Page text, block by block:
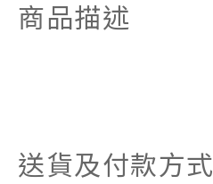
商品描述
送貨及付款方式